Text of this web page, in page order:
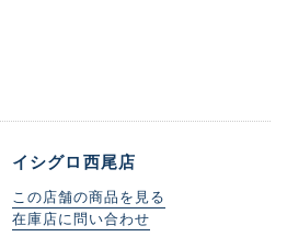
イシグロ西尾店
この店舗の商品を見る
在庫店に問い合わせ